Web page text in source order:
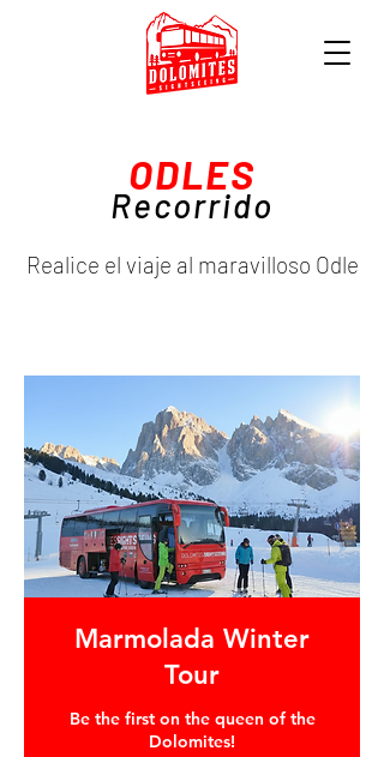
ODLES
Recorrido
Realice el viaje al maravilloso Odle
Marmolada Winter
Tour
Be the first on the queen of the
Dolomites!